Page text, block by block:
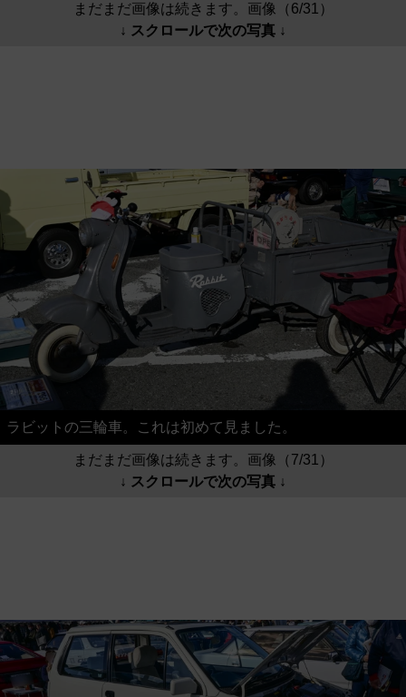
まだまだ画像は続きます。画像（6/31）
↓ スクロールで次の写真 ↓
ラビットの三輪車。これは初めて見ました。
まだまだ画像は続きます。画像（7/31）
↓ スクロールで次の写真 ↓